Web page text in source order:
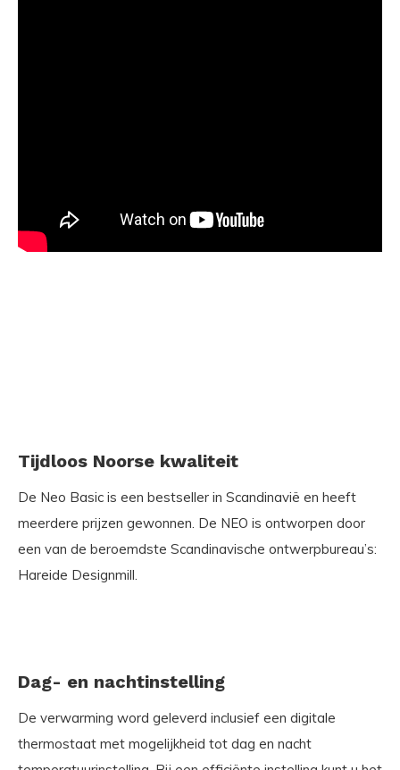
Tijdloos Noorse kwaliteit
De Neo Basic is een bestseller in Scandinavië en heeft
meerdere prijzen gewonnen. De NEO is ontworpen door
een van de beroemdste Scandinavische ontwerpbureau’s:
Hareide Designmill.
Dag- en nachtinstelling
De verwarming word geleverd inclusief een digitale
thermostaat met mogelijkheid tot dag en nacht